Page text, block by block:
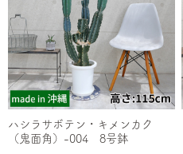
ハシラサボテン・キメンカク
（鬼面角）-004 8号鉢